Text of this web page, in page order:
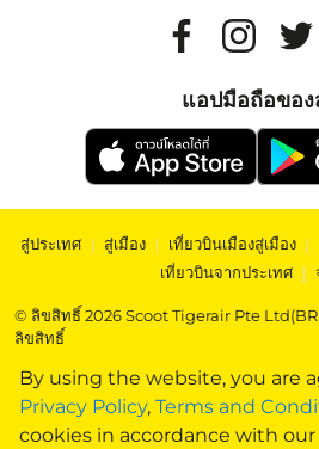
By using the website, you are
Privacy Policy, Terms and
cookies in accordance with our
แอปมือถือขอ
สู่ประเทศ | สู่เมือง | เที่ยวบินเมืองสู่เมือง |
เที่ยวบินจากประเทศ |
© ลิขสิทธิ์ 2026 Scoot Tigerair Pte
ลิขสิทธิ์